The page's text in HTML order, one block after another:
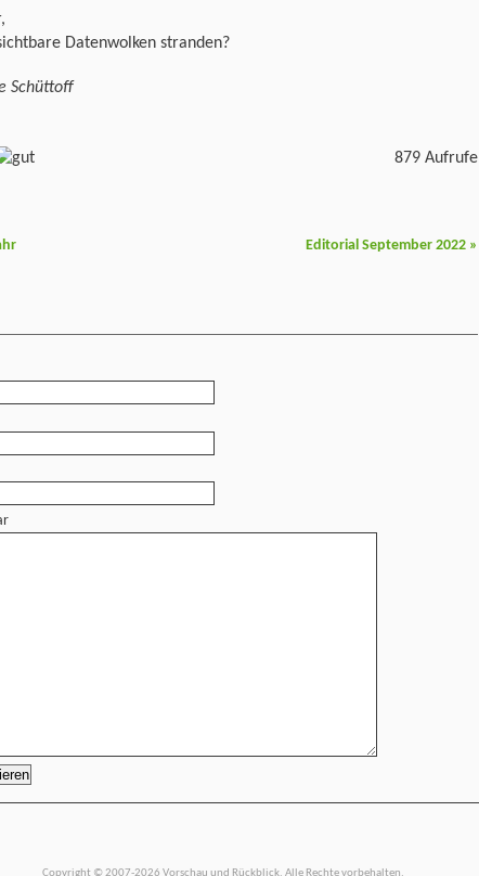
Datenwolken stranden?
Schüttoff
879 Aufrufe
Editorial September 2022 »
Copyright © 2007-2026 Vorschau und Rückblick. Alle Rechte vorbehalten.